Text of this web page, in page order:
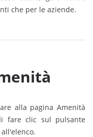
che per le aziende.
alla pagina Amenità
fare clic sul pulsante